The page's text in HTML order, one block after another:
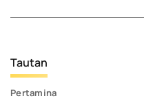
Tautan
Pertamina